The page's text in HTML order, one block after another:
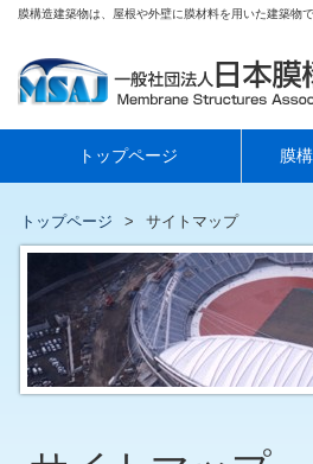
膜構造建築物は、屋根や外壁に膜材料を用いた建築物
トップページ 膜
トップページ サイトマップ